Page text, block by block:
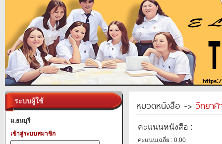
ระบบผู้ใช้
ม.ธนบุรี
เข้าสู่ระบบสมาชิก
หมวดหนังสือ -> วิทยาศ
คะแนนหนังสือ :
คะแนนเฉลี่ย : 0.00